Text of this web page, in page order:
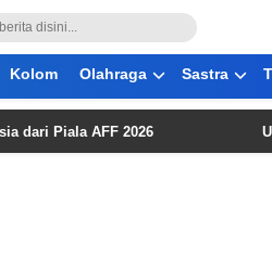
Kolom Olahraga Sastra
AFF 2026 Usai